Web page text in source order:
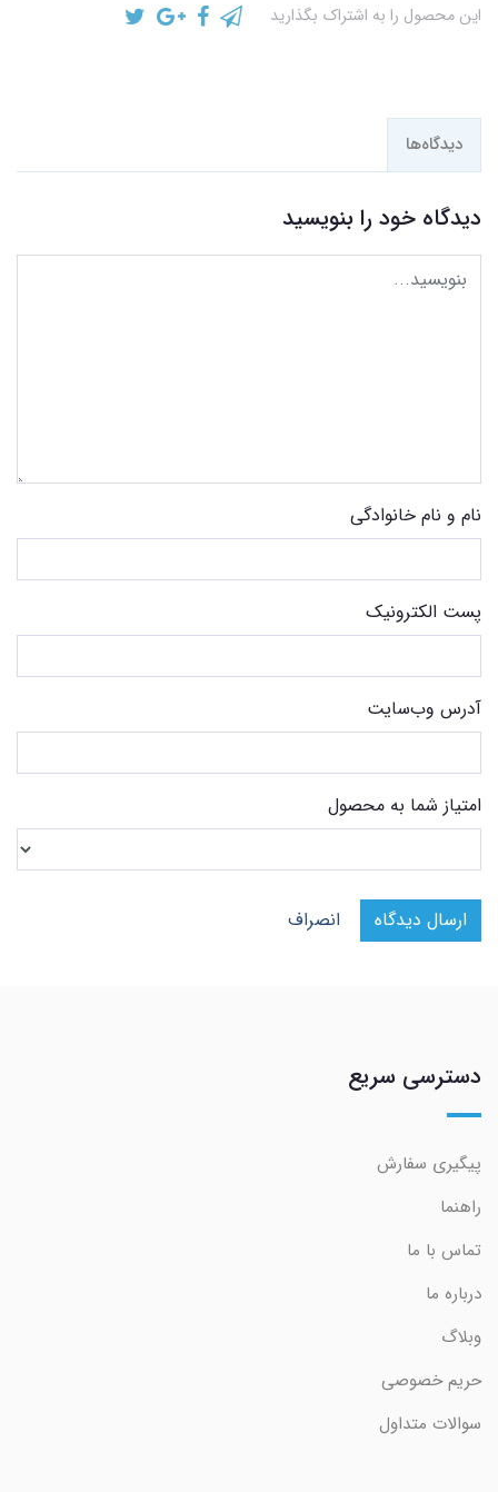
این محصول را به اشتراک بگذارید
دیدگاه‌ها
دیدگاه خود را بنویسید
نام و نام خانوادگی
پست الکترونیک
آدرس وب‌سایت
امتیاز شما به محصول
ارسال دیدگاه انصراف
دسترسی سریع
پیگیری سفارش
راهنما
تماس با ما
درباره ما
وبلاگ
حریم خصوصی
سوالات متداول